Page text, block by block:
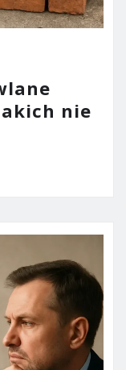
nie